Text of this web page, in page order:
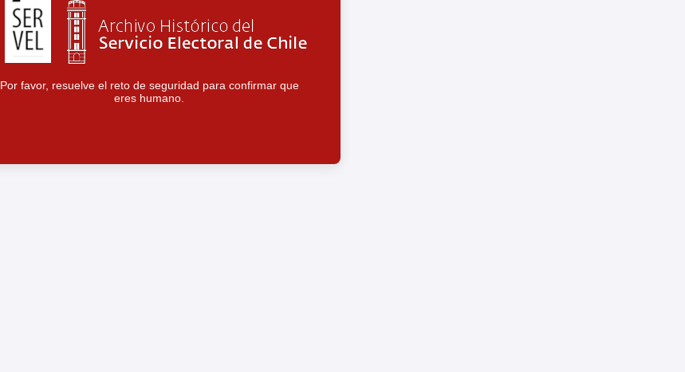
Por favor, resuelve el reto de seguridad para confirmar que
eres humano.